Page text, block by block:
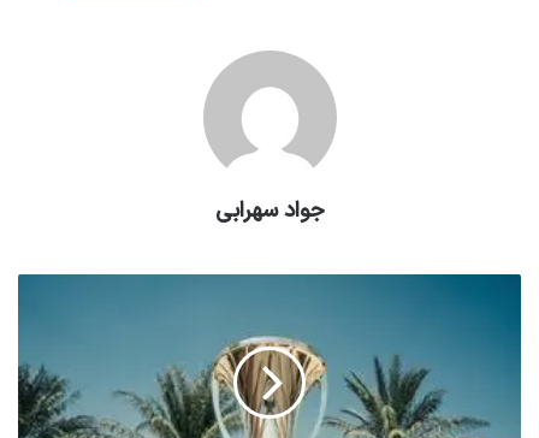
جواد سهرابی